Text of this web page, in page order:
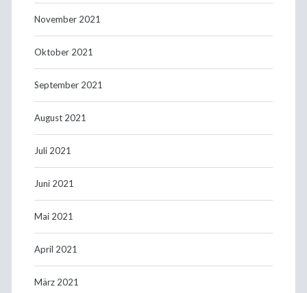
November 2021
Oktober 2021
September 2021
August 2021
Juli 2021
Juni 2021
Mai 2021
April 2021
März 2021